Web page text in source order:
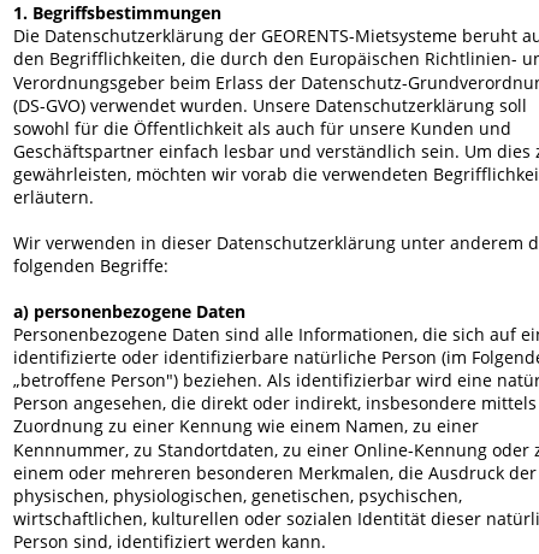
1. Begriffsbestimmungen
Die Datenschutzerklärung der GEORENTS-Mietsysteme beruht
den Begrifflichkeiten, die durch den Europäischen Richtlinien-
Verordnungsgeber beim Erlass der Datenschutz-
(DS-GVO) verwendet wurden. Unsere Datenschutzerklärung soll
sowohl für die Öffentlichkeit als auch für unsere Kunden und
Geschäftspartner einfach lesbar und verständlich sein. Um dies
gewährleisten, möchten wir vorab die verwendeten
erläutern.
Wir verwenden in dieser Datenschutzerklärung unter anderem
folgenden Begriffe:
a) personenbezogene Daten
Personenbezogene Daten sind alle Informationen, die sich auf
identifizierte oder identifizierbare natürliche Person (im
„betroffene Person") beziehen. Als identifizierbar wird eine
Person angesehen, die direkt oder indirekt, insbesondere
Zuordnung zu einer Kennung wie einem Namen, zu einer
Kennnummer, zu Standortdaten, zu einer Online-Kennung oder
einem oder mehreren besonderen Merkmalen, die Ausdruck
physischen, physiologischen, genetischen, psychischen,
wirtschaftlichen, kulturellen oder sozialen Identität dieser
Person sind, identifiziert werden kann.